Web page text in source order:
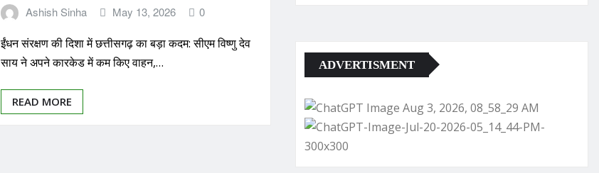
Ashish Sinha May 13, 2026 0
ईंधन संरक्षण की दिशा में छत्तीसगढ़ का बड़ा कदम: सीएम विष्णु देव
साय ने अपने कारकेड में कम किए वाहन,…
READ MORE
ADVERTISMENT